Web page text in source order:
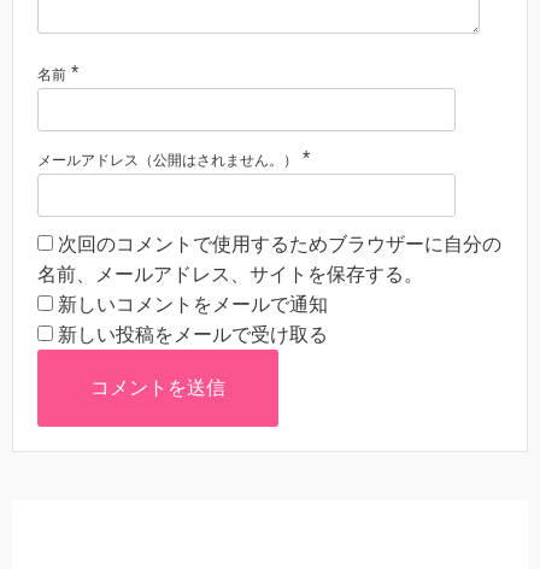
名前 *
メールアドレス（公開はされません。） *
次回のコメントで使用するためブラウザーに自分の
名前、メールアドレス、サイトを保存する。
新しいコメントをメールで通知
新しい投稿をメールで受け取る